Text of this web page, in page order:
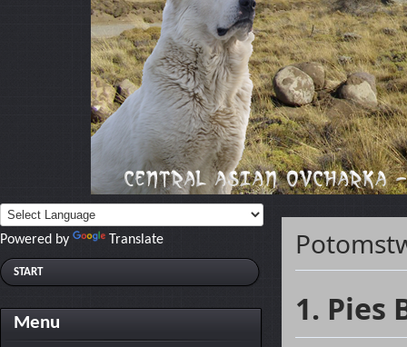
1. Pies
Powered by Translate
START
Menu